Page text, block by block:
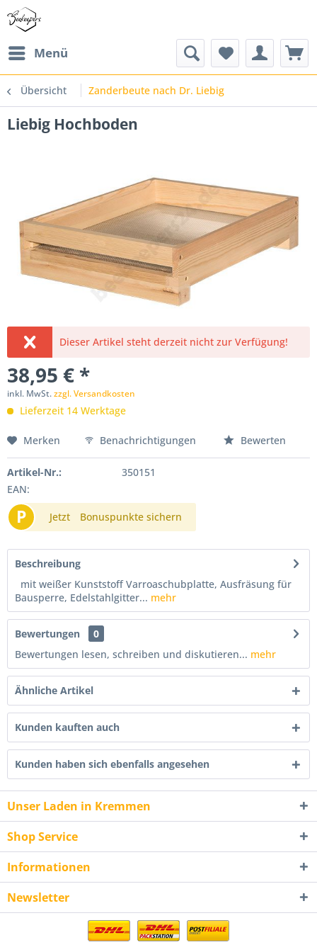
Menü
Übersicht Zanderbeute nach Dr. Liebig
Liebig Hochboden
Dieser Artikel steht derzeit nicht zur Verfügung!
38,95 € *
inkl. MwSt.zzgl. Versandkosten
Lieferzeit 14 Werktage
Merken Benachrichtigungen Bewerten
Artikel-Nr.:
350151
EAN:
P Jetzt Bonuspunkte sichern
Beschreibung
mit weißer Kunststoff Varroaschubplatte, Ausfräsung für
Bausperre, Edelstahlgitter... mehr
Bewertungen
0
Bewertungen lesen, schreiben und diskutieren... mehr
Ähnliche Artikel
Kunden kauften auch
Kunden haben sich ebenfalls angesehen
Unser Laden in Kremmen
Shop Service
Informationen
Newsletter